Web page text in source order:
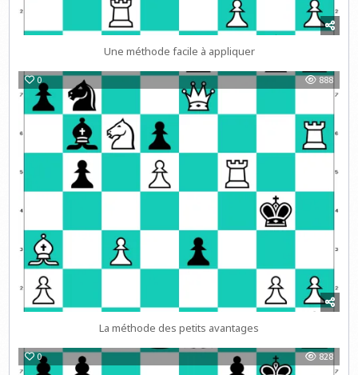
Une méthode facile à appliquer
0 888
La méthode des petits avantages
0 828